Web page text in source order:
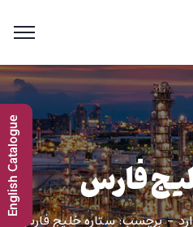
فارس
برچسب: ستاره خلیج فارس
English Catalogue